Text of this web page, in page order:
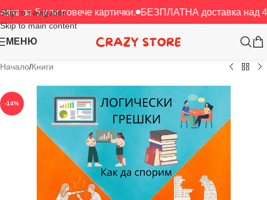
Skip to navigation
Skip to main content
повече картички. БЕЗПЛАТНА доставка над 40 € /
МЕНЮ
Начало/Книги
-14%